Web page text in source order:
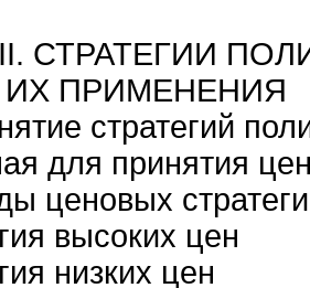
СТРАТЕГИИ
ПРИМЕНЕНИЯ
стратегий
для принятия
высоких цен
низких цен